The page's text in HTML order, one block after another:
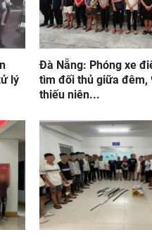
lý
Đà Nẵng: Phóng xe
tìm đối thủ giữa đêm,
thiếu niên...